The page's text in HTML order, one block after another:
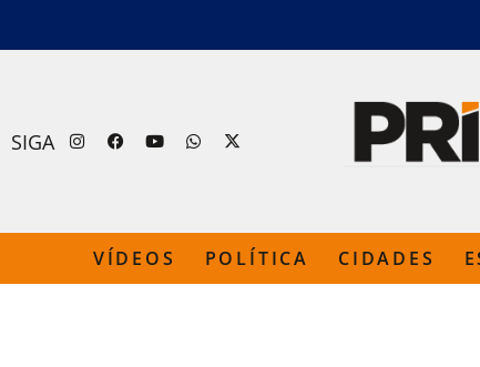
SIGA
VÍDEOS POLÍTICA CIDADES